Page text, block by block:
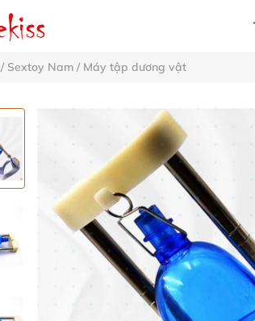
/ Sextoy Nam / Máy tập dương vật